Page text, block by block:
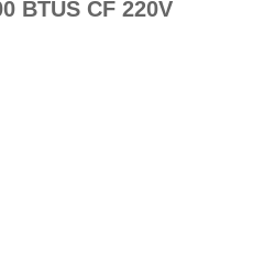
BTUS CF 220V